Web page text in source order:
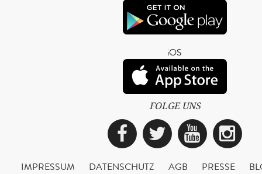
iOS
FOLGE UNS
Facebook
Twitter
IMPRESSUM DATENSCHUTZ AGB PRESSE